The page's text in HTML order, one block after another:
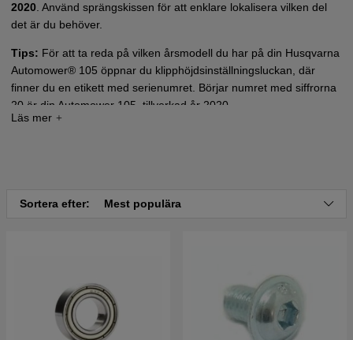
2020. Använd sprängskissen för att enklare lokalisera vilken del
det är du behöver.
Tips: För att ta reda på vilken årsmodell du har på din Husqvarna
Automower® 105 öppnar du klipphöjdsinställningsluckan, där
finner du en etikett med serienumret. Börjar numret med siffrorna
20 är din Automower 105, tillverkad år 2020.
Sortera efter: Mest populära